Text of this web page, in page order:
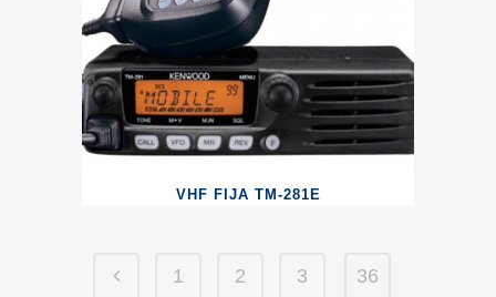
VHF FIJA TM-281E
1 2 3 36